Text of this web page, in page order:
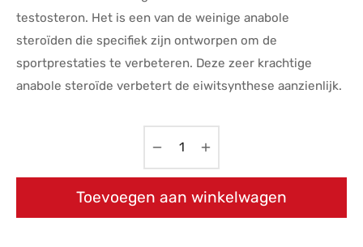
testosteron. Het is een van de weinige anabole
steroïden die specifiek zijn ontworpen om de
sportprestaties te verbeteren. Deze zeer krachtige
anabole steroïde verbetert de eiwitsynthese aanzienlijk.
Toevoegen aan winkelwagen